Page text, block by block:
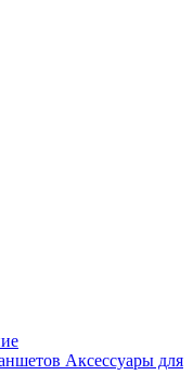
Аксессуары для